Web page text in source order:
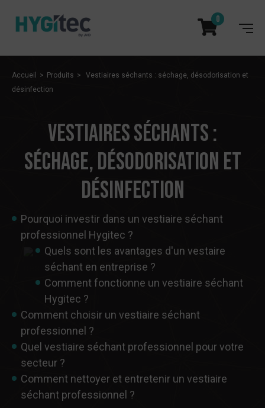
0
Accueil Produits
Vestiaires séchants : séchage, désodorisation et
désinfection
Vestiaires séchants :
séchage, désodorisation et
désinfection
Pourquoi investir dans un vestiaire séchant
professionnel Hygitec ?
Quels sont les avantages d'un vestaire
séchant en entreprise ?
Comment fonctionne un vestiaire séchant
Hygitec ?
Comment choisir un vestiaire séchant
professionnel ?
Quel vestiaire séchant professionnel pour votre
secteur ?
Comment nettoyer et entretenir un vestiaire
séchant professionnel ?